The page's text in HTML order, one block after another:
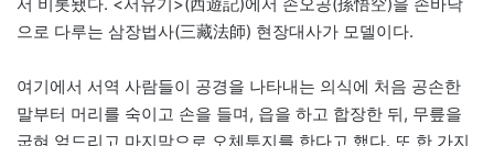
으로 다루는 삼장법사(三藏法師) 현장대사가 모델이다.
여기에서 서역 사람들이 공경을 나타내는 의식에 처음 공손한
말부터 머리를 숙이고 손을 들며, 읍을 하고 합장한 뒤, 무릎을
굽혀 엎드리고 마지막으로 오체투지를 한다고 했다. 또 한 가지